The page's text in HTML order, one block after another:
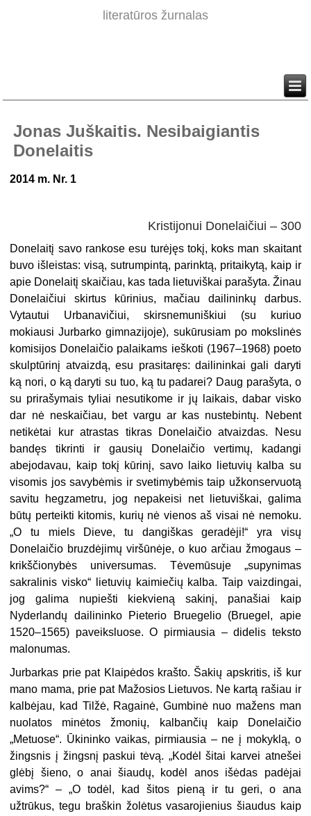
literatūros žurnalas
Jonas Juškaitis. Nesibaigiantis
Donelaitis
2014 m. Nr. 1
Kristijonui Donelaičiui – 300
Donelaitį savo rankose esu turėjęs tokį, koks man skaitant
buvo išleistas: visą, sutrumpintą, parinktą, pritaikytą, kaip ir
apie Donelaitį skaičiau, kas tada lietuviškai parašyta. Žinau
Donelaičiui skirtus kūrinius, mačiau dailininkų darbus.
Vytautui Urbanavičiui, skirsnemuniškiui (su kuriuo
mokiausi Jurbarko gimnazijoje), sukūrusiam po mokslinės
komisijos Donelaičio palaikams ieškoti (1967–1968) poeto
skulptūrinį atvaizdą, esu prasitaręs: dailininkai gali daryti
ką nori, o ką daryti su tuo, ką tu padarei? Daug parašyta, o
su prirašymais tyliai nesutikome ir jų laikais, dabar visko
dar nė neskaičiau, bet vargu ar kas nustebintų. Nebent
netikėtai kur atrastas tikras Donelaičio atvaizdas. Nesu
bandęs tikrinti ir gausių Donelaičio vertimų, kadangi
abejodavau, kaip tokį kūrinį, savo laiko lietuvių kalba su
visomis jos savybėmis ir svetimybėmis taip užkonservuotą
savitu hegzametru, jog nepakeisi net lietuviškai, galima
būtų perteikti kitomis, kurių nė vienos aš visai nė nemoku.
„O tu miels Dieve, tu dangiškas geradėji!“ yra visų
Donelaičio bruzdėjimų viršūnėje, o kuo arčiau žmogaus –
krikščionybės universumas. Tėvemūsuje „supynimas
sakralinis visko“ lietuvių kaimiečių kalba. Taip vaizdingai,
jog galima nupiešti kiekvieną sakinį, panašiai kaip
Nyderlandų dailininko Pieterio Bruegelio (Bruegel, apie
1520–1565) paveiksluose. O pirmiausia – didelis teksto
malonumas.
Jurbarkas prie pat Klaipėdos krašto. Šakių apskritis, iš kur
mano mama, prie pat Mažosios Lietuvos. Ne kartą rašiau ir
kalbėjau, kad Tilžė, Ragainė, Gumbinė nuo mažens man
nuolatos minėtos žmonių, kalbančių kaip Donelaičio
„Metuose“. Ūkininko vaikas, pirmiausia – ne į mokyklą, o
žingsnis į žingsnį paskui tėvą. „Kodėl šitai karvei atnešei
glėbį šieno, o anai šiaudų, kodėl anos išėdas padėjai
avims?“ – „O todėl, kad šitos pieną ir tu geri, o ana
užtrūkus, tegu braškin žolėtus vasarojienius šiaudus kaip